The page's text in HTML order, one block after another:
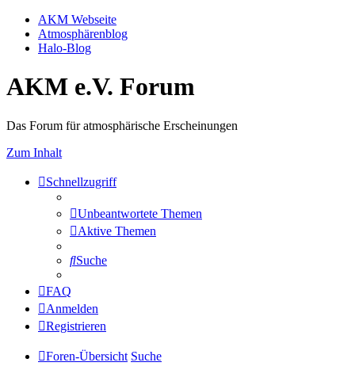
AKM Webseite
Atmosphärenblog
Halo-Blog
AKM e.V. Forum
Das Forum für atmosphärische Erscheinungen
Zum Inhalt
Schnellzugriff
Unbeantwortete Themen
Aktive Themen
Suche
FAQ
Anmelden
Registrieren
Foren-Übersicht Suche